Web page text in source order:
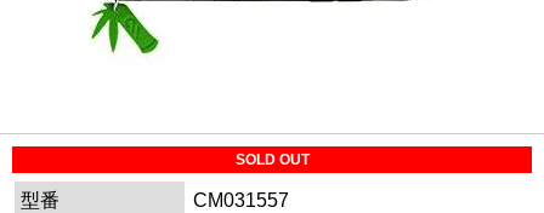
SOLD OUT
型番
CM031557